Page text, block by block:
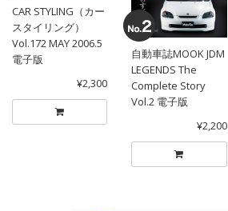
CAR STYLING（カー
スタイリング）
Vol.172 MAY 2006.5
電子版
¥2,300
自動車誌MOOK JDM
LEGENDS The
Complete Story
Vol.2 電子版
¥2,200